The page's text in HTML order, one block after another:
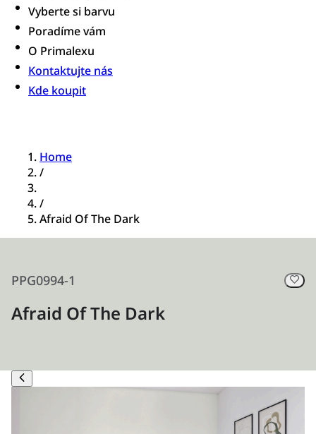
Vyberte si barvu
Poradíme vám​
O Primalexu
Kontaktujte nás
Kde koupit
Home
/
/
Afraid Of The Dark
PPG0994-1
Afraid Of The Dark